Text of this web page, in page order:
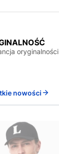
oryginalności
nowości